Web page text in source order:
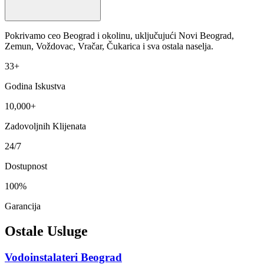
Pokrivamo ceo Beograd i okolinu, uključujući Novi Beograd,
Zemun, Voždovac, Vračar, Čukarica i sva ostala naselja.
33+
Godina Iskustva
10,000+
Zadovoljnih Klijenata
24/7
Dostupnost
100%
Garancija
Ostale Usluge
Vodoinstalateri Beograd